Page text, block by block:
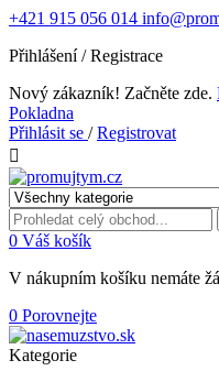
+421 915 056 014
Přihlášení / Registrace
Nový zákazník! Začněte zde.
Pokladna
Přihlásit se /Registrovat

0 Váš košík
V nákupním košíku nemáte
0 Porovnejte
Kategorie